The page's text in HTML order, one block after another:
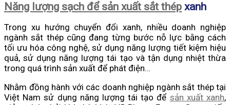
Năng lượng sạch để sản xuất sắt thép xanh
Trong xu hướng chuyển đổi xanh, nhiều doanh nghiệp
ngành sắt thép cũng đang từng bước nỗ lực bằng cách
tối ưu hóa công nghệ, sử dụng năng lượng tiết kiệm hiệu
quả, sử dụng năng lượng tái tạo và tận dụng nhiệt thừa
trong quá trình sản xuất để phát điện…
Nhằm đồng hành với các doanh nghiệp ngành sắt thép tại
Việt Nam sử dụng năng lượng tái tạo để sản xuất xanh,